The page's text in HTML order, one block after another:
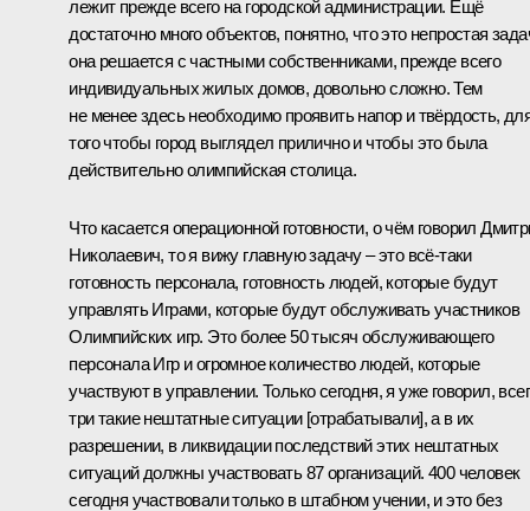
лежит прежде всего на городской администрации. Ещё
достаточно много объектов, понятно, что это непростая
она решается с частными собственниками, прежде всего
индивидуальных жилых домов, довольно сложно. Тем
не менее здесь необходимо проявить напор и твёрдость,
того чтобы город выглядел прилично и чтобы это была
действительно олимпийская столица.
Что касается операционной готовности, о чём говорил
Николаевич, то я вижу главную задачу – это всё‑таки
готовность персонала, готовность людей, которые будут
управлять Играми, которые будут обслуживать участников
Олимпийских игр. Это более 50 тысяч обслуживающего
персонала Игр и огромное количество людей, которые
участвуют в управлении. Только сегодня, я уже говорил,
три такие нештатные ситуации [отрабатывали], а в их
разрешении, в ликвидации последствий этих нештатных
ситуаций должны участвовать 87 организаций. 400 человек
сегодня участвовали только в штабном учении, и это без